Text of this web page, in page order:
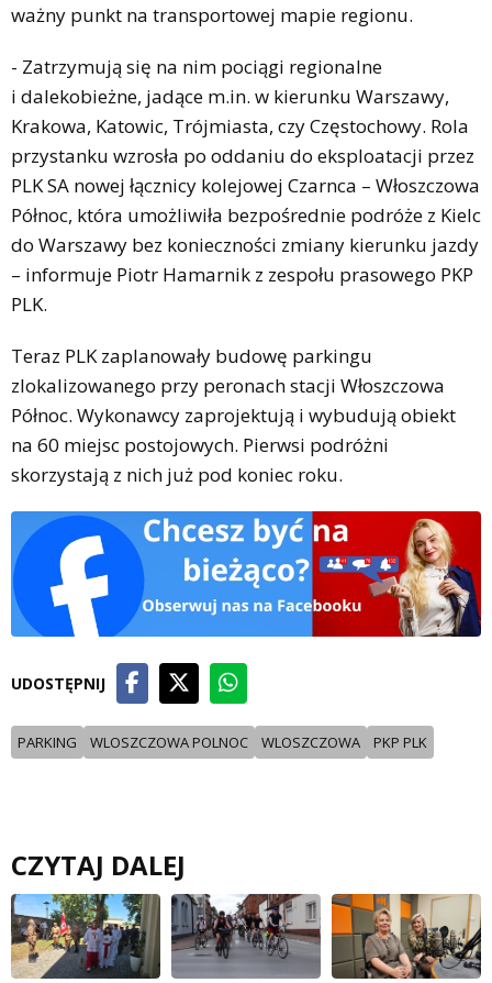
ważny punkt na transportowej mapie regionu.
- Zatrzymują się na nim pociągi regionalne
i dalekobieżne, jadące m.in. w kierunku Warszawy,
Krakowa, Katowic, Trójmiasta, czy Częstochowy. Rola
przystanku wzrosła po oddaniu do eksploatacji przez
PLK SA nowej łącznicy kolejowej Czarnca – Włoszczowa
Północ, która umożliwiła bezpośrednie podróże z Kielc
do Warszawy bez konieczności zmiany kierunku jazdy
– informuje Piotr Hamarnik z zespołu prasowego PKP
PLK.
Teraz PLK zaplanowały budowę parkingu
zlokalizowanego przy peronach stacji Włoszczowa
Północ. Wykonawcy zaprojektują i wybudują obiekt
na 60 miejsc postojowych. Pierwsi podróżni
skorzystają z nich już pod koniec roku.
UDOSTĘPNIJ
PARKING WLOSZCZOWA POLNOC WLOSZCZOWA PKP PLK
CZYTAJ DALEJ